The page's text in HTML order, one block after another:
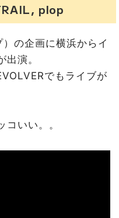
plop
の企画に横浜からイ
演。
でもライブが
いい。。